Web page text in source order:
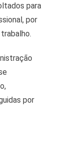
para
por
por